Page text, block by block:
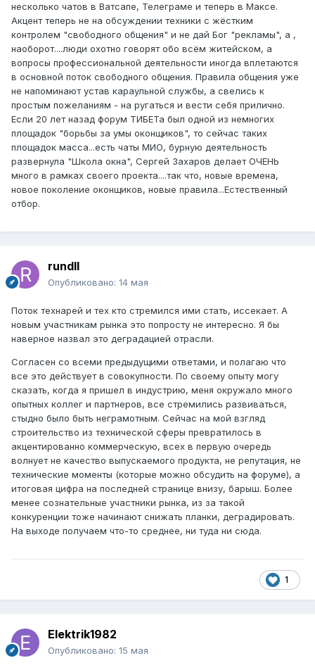
несколько чатов в Ватсапе, Телеграме и теперь в Максе.
Акцент теперь не на обсуждении техники с жёстким
контролем "свободного общения" и не дай Бог "рекламы", а ,
наоборот....люди охотно говорят обо всём житейском, а
вопросы профессиональной деятельности иногда вплетаются
в основной поток свободного общения. Правила общения уже
не напоминают устав караульной службы, а свелись к
простым пожеланиям - на ругаться и вести себя прилично.
Если 20 лет назад форум ТИБЕТа был одной из немногих
площадок "борьбы за умы оконщиков", то сейчас таких
площадок масса...есть чаты МИО, бурную деятельность
развернула "Школа окна", Сергей Захаров делает ОЧЕНЬ
много в рамках своего проекта....так что, новые времена,
новое поколение оконщиков, новые правила...Естественный
отбор.
rundll
Опубликовано: 14 мая
Поток технарей и тех кто стремился ими стать, иссекает. А
новым участникам рынка это попросту не интересно. Я бы
наверное назвал это деградацией отрасли.
Согласен со всеми предыдущими ответами, и полагаю что
все это действует в совокупности. По своему опыту могу
сказать, когда я пришел в индустрию, меня окружало много
опытных коллег и партнеров, все стремились развиваться,
стыдно было быть неграмотным. Сейчас на мой взгляд
строительство из технической сферы превратилось в
акцентированно коммерческую, всех в первую очередь
волнует не качество выпускаемого продукта, не репутация, не
технические моменты (которые можно обсудить на форуме), а
итоговая цифра на последней странице внизу, барыш. Более
менее сознательные участники рынка, из за такой
конкуренции тоже начинают снижать планки, деградировать.
На выходе получаем что-то среднее, ни туда ни сюда.
1
Elektrik1982
Опубликовано: 15 мая